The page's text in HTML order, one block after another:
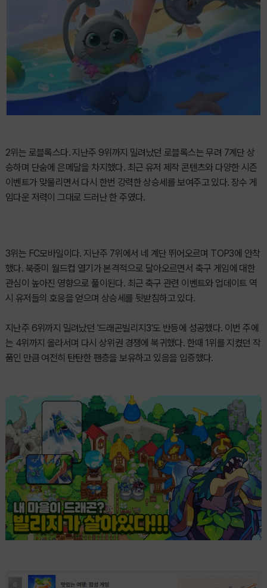
2위는 로블록스다. 지난주 9위까지 밀려났던 로블록스는 무려 7계단 상
승하며 단숨에 은메달을 차지했다. 최근 유저 제작 콘텐츠와 다양한 시즌
이벤트가 맞물리면서 다시 한번 강력한 상승세를 보여주고 있다. 장수 게
임다운 저력이 그대로 드러난 한 주였다.
3위는 FC모바일이다. 지난주 7위에서 네 계단 뛰어오르며 TOP3에 안착
했다. 북중미 월드컵 열기가 본격적으로 달아오르면서 축구 게임에 대한
관심이 높아진 영향으로 풀이된다. 최근 축구 관련 이벤트와 업데이트 역
시 유저들의 호응을 얻으며 상승세를 뒷받침하고 있다.
지난주 6위까지 밀려났던 '드래곤빌리지3'도 반등에 성공했다. 이번 주에
는 4위까지 올라서며 다시 상위권 경쟁에 복귀했다. 한때 1위를 지켰던 작
품인 만큼 여전히 탄탄한 팬층을 보유하고 있음을 입증했다.